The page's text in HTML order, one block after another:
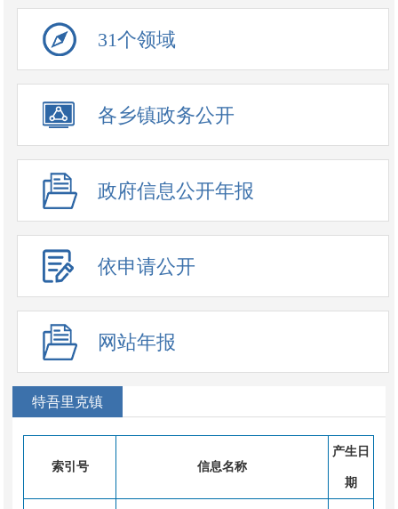
31个领域
各乡镇政务公开
政府信息公开年报
依申请公开
网站年报
特吾里克镇
索引号 信息名称
产生日
期